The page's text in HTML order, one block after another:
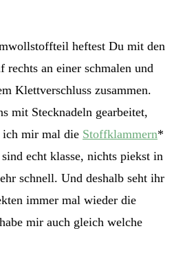
heftest Du mit den
rechts an einer schmalen und
Klettverschluss zusammen.
mit Stecknadeln gearbeitet,
ich mir mal die Stoffklammern*
echt klasse, nichts piekst in
schnell. Und deshalb seht ihr
immer mal wieder die
mir auch gleich welche